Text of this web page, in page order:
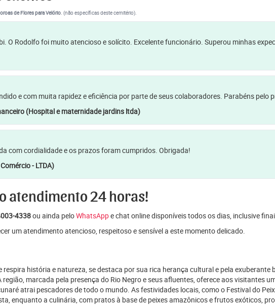
de Flores para Velório. (não específicas deste cemitério).
O Rodolfo foi muito atencioso e solícito. Excelente funcionário. Superou minhas
e com muita rapidez e eficiência por parte de seus colaboradores. Parabéns pelo
(Hospital e maternidade jardins ltda)
com cordialidade e os prazos foram cumpridos. Obrigada!
- LTDA)
atendimento 24 horas!
4338ou ainda peloWhatsAppe chat online disponíveis todos os dias, inclusive
um atendimento atencioso, respeitoso e sensível a este momento delicado.
história e natureza, se destaca por sua rica herança cultural e pela
marcada pela presença do Rio Negro e seus afluentes, oferece aos visitantes
atrai pescadores de todo o mundo. As festividades locais, como o Festival do
enquanto a culinária, com pratos à base de peixes amazônicos e frutos exóticos,